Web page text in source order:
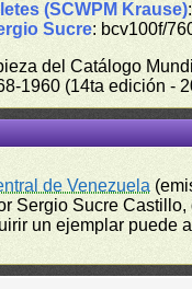
(SCWPM Krause)
Sucre: bcv100f/
del Catálogo
1960 (14ta edición -
de Venezuela
Sergio Sucre
un ejemplar puede